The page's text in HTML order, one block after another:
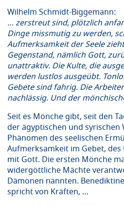
Wilhelm Schmidt-Biggemann:
… zerstreut sind, plötzlich
Dinge missmutig zu werden,
Aufmerksamkeit der Seele
Gegenstand, nämlich Gott,
unattraktiv. Die Kulte, die
werden lustlos ausgeübt.
Gebete sind fahrig. Die
nachlässig. Und der
Seit es Mönche gibt, seit den
der ägyptischen und syrischen
Phänomen des seelischen
Aufmerksamkeit im Gebet,
mit Gott. Die ersten Mönche
widergöttliche Mächte
Dämonen nannten.
spricht von Kräften, …